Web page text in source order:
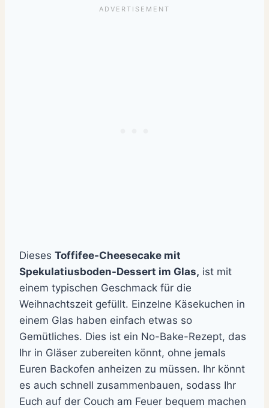
Dieses Toffifee-Cheesecake mit
Spekulatiusboden-Dessert im Glas, ist mit
einem typischen Geschmack für die
Weihnachtszeit gefüllt. Einzelne Käsekuchen in
einem Glas haben einfach etwas so
Gemütliches. Dies ist ein No-Bake-Rezept, das
Ihr in Gläser zubereiten könnt, ohne jemals
Euren Backofen anheizen zu müssen. Ihr könnt
es auch schnell zusammenbauen, sodass Ihr
Euch auf der Couch am Feuer bequem machen